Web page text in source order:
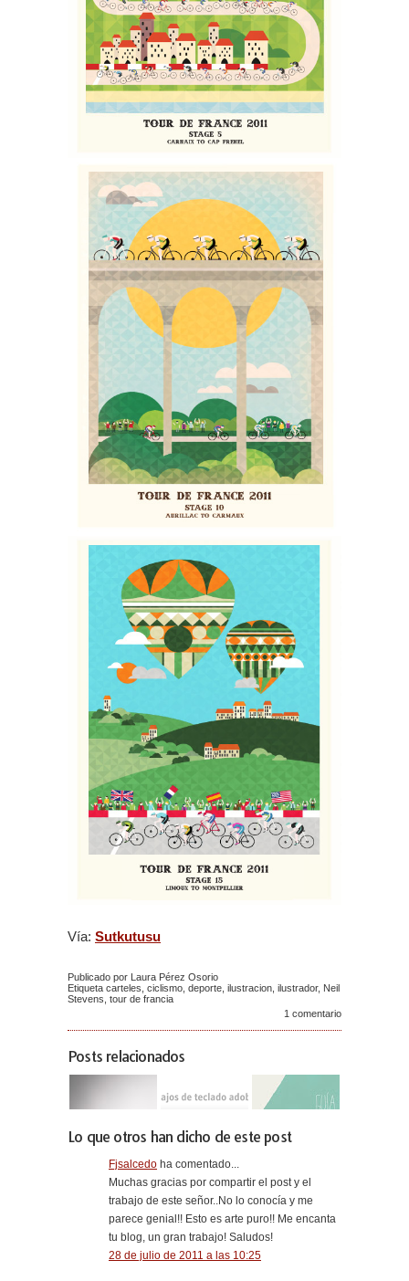
Vía: Sutkutusu
Publicado por Laura Pérez Osorio
Etiqueta carteles ciclismo deporte ilustracion ilustrador, Neil
Stevens tour de francia
1 comentario
Posts relacionados
Lo que otros han dicho de este post
Fjsalcedo ha comentado...
Muchas gracias por compartir el post y el
trabajo de este señor..No lo conocía y me
parece genial!! Esto es arte puro!! Me encanta
tu blog, un gran trabajo! Saludos!
28 de julio de 2011 a las 10:25